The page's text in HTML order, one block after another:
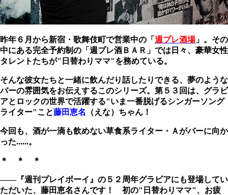
昨年６月から新宿・歌舞伎町で営業中の「 週プレ酒場」。その
中にある完全予約制の「週プレ酒ＢＡＲ」では日々、豪華女性
タレントたちが"日替わりママ"を務めている。
そんな彼女たちと一緒に飲んだり話したりできる、夢のような
バーの雰囲気をお伝えするこのシリーズ。第５３回は、グラビ
アとロックの世界で活躍する"いま一番脱げるシンガーソング
ライター"こと藤田恵名 （えな）ちゃん！
今回も、酒が一滴も飲めない草食系ライター・Ａがバーに向か
った......。
＊ ＊ ＊
――『週刊プレイボーイ』の５２周年グラビアにも登場してい
ただいた、藤田恵名さんです！ 初の"日替わりママ"、お疲